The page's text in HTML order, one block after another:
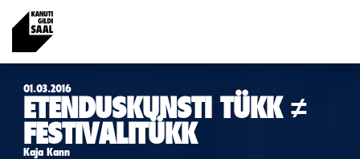
01.03.2016
ETENDUSKUNSTI TÜKK ≠
FESTIVALITÜKK
Kaja Kann